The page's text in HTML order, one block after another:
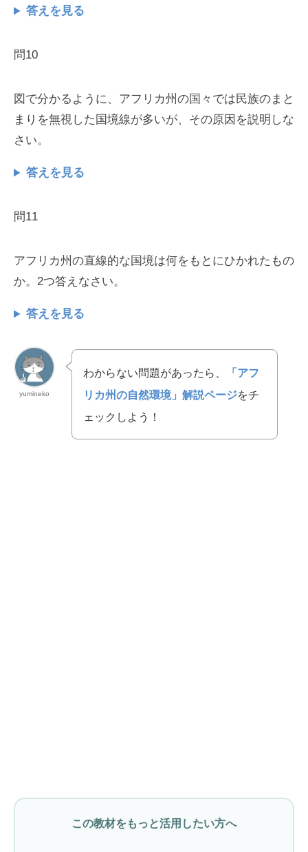
答えを見る
問10
図で分かるように、アフリカ州の国々では民族のまと
まりを無視した国境線が多いが、その原因を説明しな
さい。
答えを見る
問11
アフリカ州の直線的な国境は何をもとにひかれたもの
か。2つ答えなさい。
答えを見る
yumineko
わからない問題があったら、
「アフ
リカ州の自然環境」解説ページをチ
ェックしよう！
この教材をもっと活用したい方へ